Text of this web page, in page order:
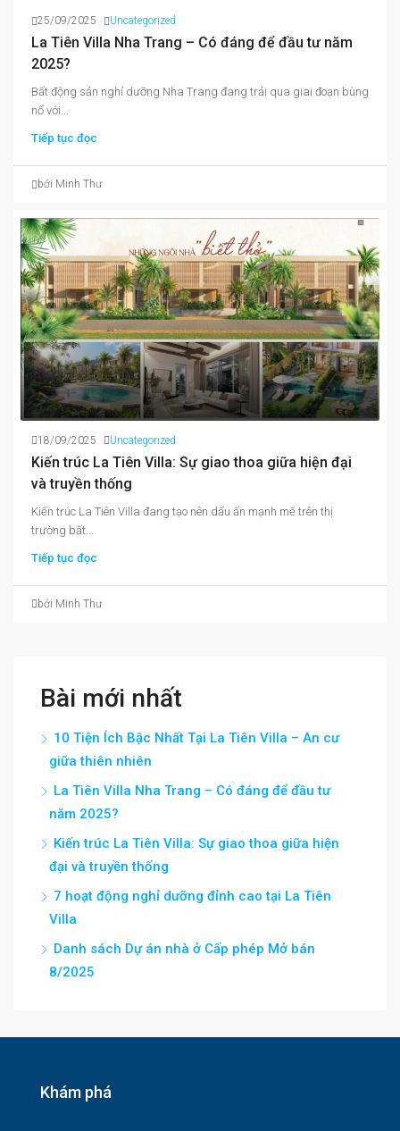
25/09/2025 Uncategorized
La Tiên Villa Nha Trang – Có đáng để đầu tư năm
2025?
Bất động sản nghỉ dưỡng Nha Trang đang trải qua giai đoạn bùng
nổ với...
Tiếp tục đọc
bởi Minh Thư
18/09/2025 Uncategorized
Kiến trúc La Tiên Villa: Sự giao thoa giữa hiện đại
và truyền thống
Kiến trúc La Tiên Villa đang tạo nên dấu ấn mạnh mẽ trên thị
trường bất...
Tiếp tục đọc
bởi Minh Thư
Bài mới nhất
10 Tiện Ích Bậc Nhất Tại La Tiên Villa – An cư
giữa thiên nhiên
La Tiên Villa Nha Trang – Có đáng để đầu tư
năm 2025?
Kiến trúc La Tiên Villa: Sự giao thoa giữa hiện
đại và truyền thống
7 hoạt động nghỉ dưỡng đỉnh cao tại La Tiên
Villa
Danh sách Dự án nhà ở Cấp phép Mở bán
8/2025
Khám phá